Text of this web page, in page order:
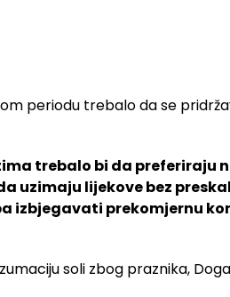
periodu trebalo da se
trebalo bi da preferiraju
uzimaju lijekove bez
izbjegavati prekomjernu
soli zbog praznika,